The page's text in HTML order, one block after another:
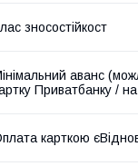
зносостійкост
аванс
Приватбанку /
карткою